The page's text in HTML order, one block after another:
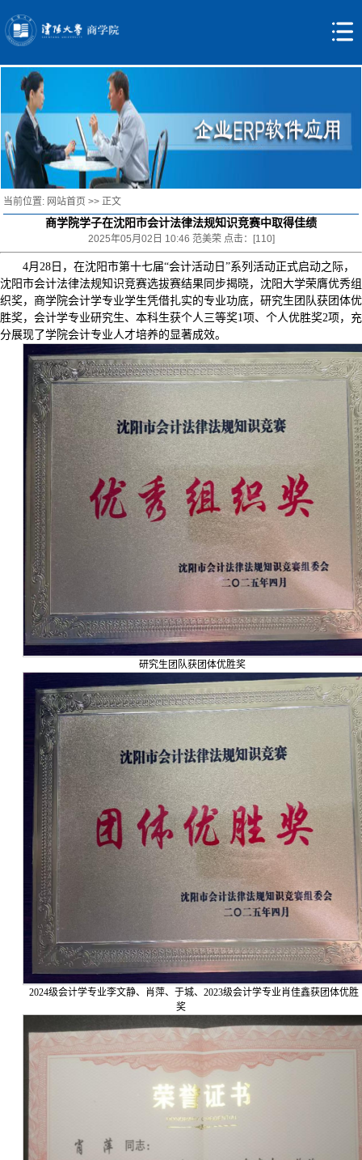
当前位置: 网站首页 >> 正文
商学院学子在沈阳市会计法律法规知识竞赛中取得佳绩
2025年05月02日 10:46 范美荣 点击：[110]
4月28日，在沈阳市第十七届“会计活动日”系列活动正式启动之际，
沈阳市会计法律法规知识竞赛选拔赛结果同步揭晓，沈阳大学荣膺优秀组
织奖，商学院会计学专业学生凭借扎实的专业功底，研究生团队获团体优
胜奖，会计学专业研究生、本科生获个人三等奖1项、个人优胜奖2项，充
分展现了学院会计专业人才培养的显著成效。
研究生团队获团体优胜奖
2024级会计学专业李文静、肖萍、于城、2023级会计学专业肖佳鑫获团体优胜
奖